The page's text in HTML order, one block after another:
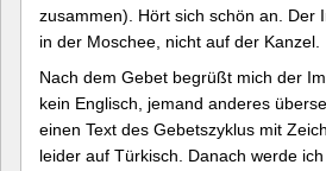
zusammen). Hört sich schön an. Der
in der Moschee, nicht auf der Kanzel.
Nach dem Gebet begrüßt mich der
kein Englisch, jemand anderes
einen Text des Gebetszyklus mit
leider auf Türkisch. Danach werde